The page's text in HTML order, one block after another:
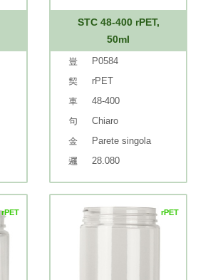
STC 48-400 rPET,
50ml
P0584
rPET
48-400
Chiaro
Parete singola
28.080
rPET rPET